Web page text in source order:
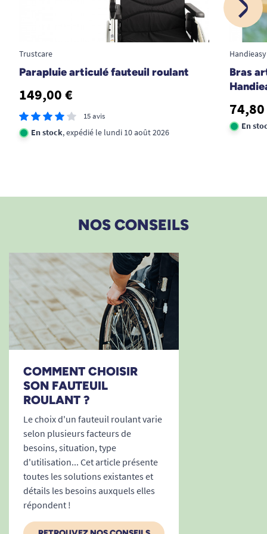
Trustcare
Parapluie articulé fauteuil roulant
149,00 €
15 avis
En stock, expédié le lundi 10 août 2026
Handieasy
Bras
En
NOS CONSEILS
COMMENT CHOISIR
SON FAUTEUIL
ROULANT ?
Le choix d'un fauteuil roulant varie
selon plusieurs facteurs de
besoins, situation, type
d'utilisation... Cet article présente
toutes les solutions existantes et
détails les besoins auxquels elles
répondent !